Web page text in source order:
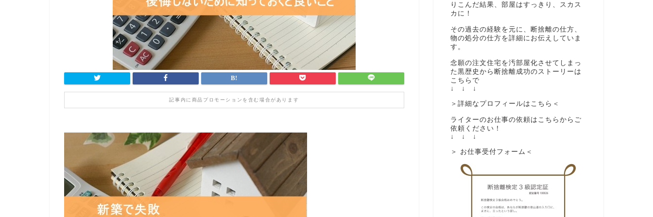
記事内に商品プロモーションを含む場合があります
りこんだ結果、部屋はすっきり、スカス
カに！
その過去の経験を元に、断捨離の仕方、
物の処分の仕方を詳細にお伝えしていま
す。
念願の注文住宅を汚部屋化させてしまっ
た黒歴史から断捨離成功のストーリーは
こちらで
↓ ↓ ↓
＞詳細なプロフィールはこちら＜
ライターのお仕事の依頼はこちらからご
依頼ください！
↓ ↓ ↓
＞ お仕事受付フォーム＜